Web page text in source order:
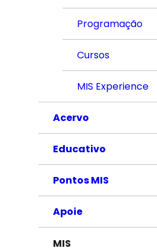
Programação
Cursos
MIS Experience
Acervo
Educativo
Pontos MIS
Apoie
MIS